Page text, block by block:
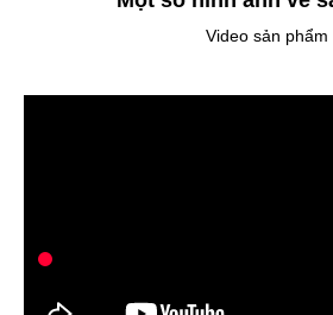
Video sản phẩm